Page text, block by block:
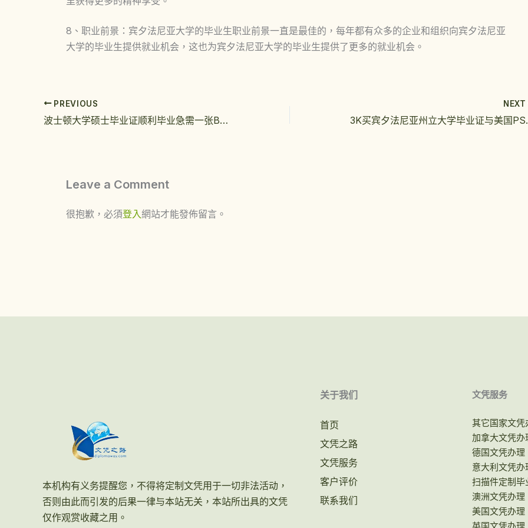
8、职业前景：宾夕法尼亚大学的毕业生职业前景一直是最佳的，每年都有众多的企业和组织向宾夕法尼亚
大学的毕业生提供就业机会，这也为宾夕法尼亚大学的毕业生提供了更多的就业机会。
PREVIOUS
波士顿大学硕士毕业证顺利毕业急需一张BU本科文凭真的一样吗
NEXT
3K买宾夕
Leave a Comment
很抱歉，必須登入網站才能發佈留言。
本机构有义务提醒您，不得将定制文凭用于一切非法活动，
否则由此而引发的后果一律与本站无关，本站所出具的文凭
仅作观赏收藏之用。
关于我们
首页
文凭之路
文凭服务
客户评价
联系我们
文凭服务
其它国家文凭
加拿大文凭办
德国文凭办理
意大利文凭办
扫描件定制毕
澳洲文凭办理
美国文凭办理